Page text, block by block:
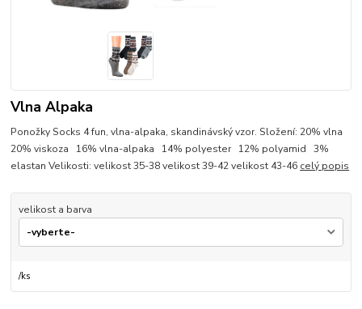
Vlna Alpaka
Ponožky Socks 4 fun, vlna-alpaka, skandinávský vzor. Složení: 20% vlna
20% viskoza 16% vlna-alpaka 14% polyester 12% polyamid 3%
elastan Velikosti: velikost 35-38 velikost 39-42 velikost 43-46 celý popis
velikost a barva
/ks